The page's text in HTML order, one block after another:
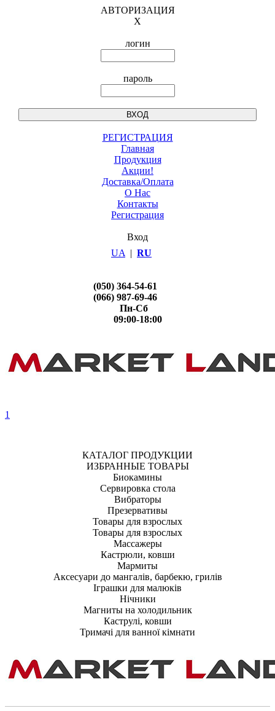
АВТОРИЗАЦИЯ
X
логин
пароль
РЕГИСТРАЦИЯ
Главная
Продукция
Акции!
Доставка/Оплата
О Нас
Контакты
Регистрация
Вход
UA | RU
(050) 364-54-61
(066) 987-69-46
Пн-Сб
09:00-18:00
1
КАТАЛОГ ПРОДУКЦИИ
ИЗБРАННЫЕ ТОВАРЫ
Биокамины
Сервировка стола
Вибраторы
Презервативы
Товары для взрослых
Товары для взрослых
Массажеры
Кастрюли, ковши
Мармиты
Аксесуари до мангалів, барбекю, грилів
Іграшки для малюків
Нічники
Магниты на холодильник
Каструлі, ковши
Тримачі для ванної кімнати